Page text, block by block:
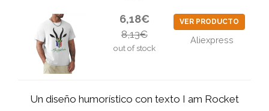
6,18€
8,13€
out of stock
VER PRODUCTO
Aliexpress
Un diseño humorístico con texto I am Rocket